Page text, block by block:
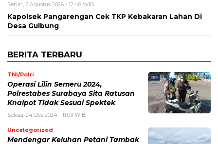
Senin, 3 Agustus 2026 - 12:48 WIB
Kapolsek Pangarengan Cek TKP Kebakaran Lahan Di
Desa Gulbung
BERITA TERBARU
TNI/Polri
Operasi Lilin Semeru 2024,
Polrestabes Surabaya Sita Ratusan
Knalpot Tidak Sesuai Spektek
Selasa, 24 Des 2024 - 11:03 WIB
Uncategorized
Mendengar Keluhan Petani Tambak